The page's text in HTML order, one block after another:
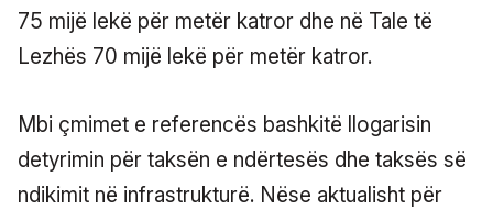
75 mijë lekë për metër katror dhe në Tale të
Lezhës 70 mijë lekë për metër katror.
Mbi çmimet e referencës bashkitë llogarisin
detyrimin për taksën e ndërtesës dhe taksës së
ndikimit në infrastrukturë. Nëse aktualisht për